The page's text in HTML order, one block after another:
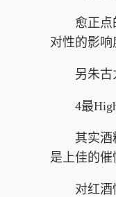
愈正点的
对性的影响
另朱古力
4最High
其实酒精
是上佳的催
对红酒情